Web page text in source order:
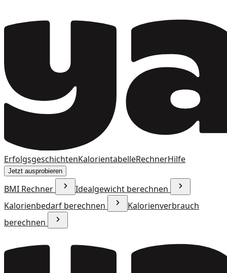
ErfolgsgeschichtenKalorientabelleRechnerHilfe
Jetzt ausprobieren
BMI Rechner
Idealgewicht berechnen
Kalorienbedarf berechnen
Kalorienverbrauch
berechnen